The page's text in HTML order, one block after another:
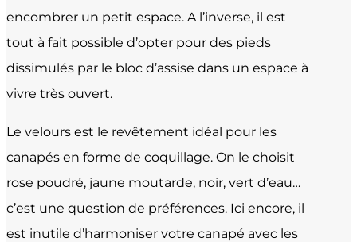
encombrer un petit espace. A l’inverse, il est
tout à fait possible d’opter pour des pieds
dissimulés par le bloc d’assise dans un espace à
vivre très ouvert.
Le velours est le revêtement idéal pour les
canapés en forme de coquillage. On le choisit
rose poudré, jaune moutarde, noir, vert d’eau…
c’est une question de préférences. Ici encore, il
est inutile d’harmoniser votre canapé avec les